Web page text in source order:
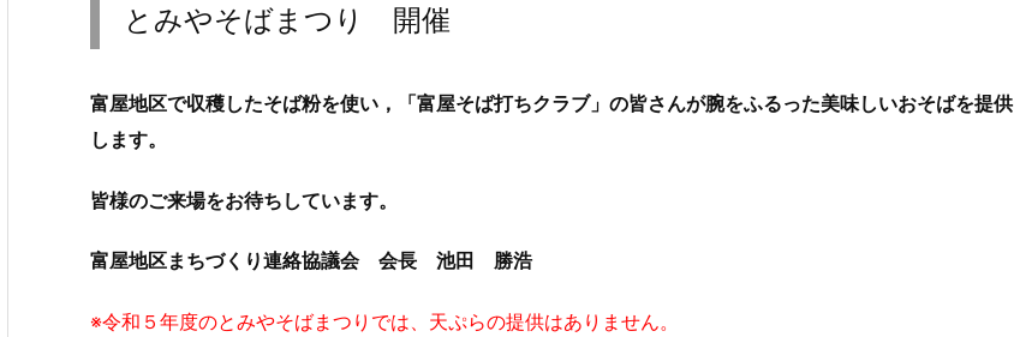
とみやそばまつり 開催
富屋地区で収穫したそば粉を使い，「富屋そば打ちクラブ」 の皆さんが腕をふるった美味しいおそばを提供
します。
皆様のご来場をお待ちしています。
富屋地区まちづくり連絡協議会 会長 池田 勝浩
※令和５年度のとみやそばまつりでは、天ぷらの提供はありません。